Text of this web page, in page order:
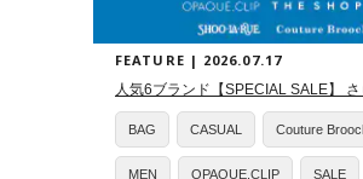
FEATURE | 2026.07.17
人気6ブランド【SPECIAL SALE】
BAG CASUAL Couture
MEN OPAQUE.CLIP SALE